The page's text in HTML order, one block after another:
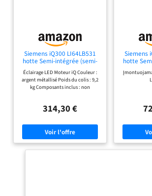
x l x P) : 42,6 x
Dimensions de
x P) : 38,5 x 52,4
Siemens iQ300 LI64LB531
hotte Semi-intégrée (semi-
encastrée) Acier inoxydable
271 m³/h A
Éclairage LED Moteur iQ Couleur :
argent métallisé Poids du colis : 9,2
kg Composants inclus : non
l)
314,30 €
Siemens
hotte